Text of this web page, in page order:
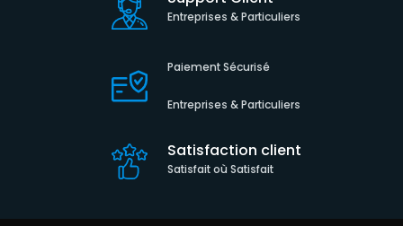
Entreprises & Particuliers
Paiement Sécurisé
Entreprises & Particuliers
Satisfaction client
Satisfait où Satisfait